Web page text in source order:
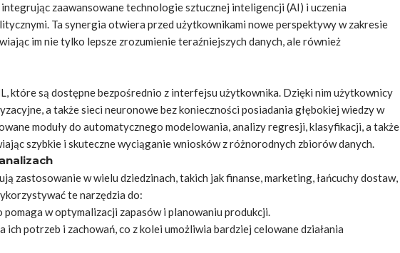
zaawansowane technologie sztucznej inteligencji (AI) i uczenia
Ta synergia otwiera przed użytkownikami nowe perspektywy w zakresie
im nie tylko lepsze zrozumienie teraźniejszych danych, ale również
które są dostępne bezpośrednio z interfejsu użytkownika. Dzięki nim użytkownicy
a także sieci neuronowe bez konieczności posiadania głębokiej wiedzy w
moduły do automatycznego modelowania, analizy regresji, klasyfikacji, a także
szybkie i skuteczne wyciąganie wniosków z różnorodnych zbiorów danych.
zastosowanie w wielu dziedzinach, takich jak finanse, marketing, łańcuchy dostaw,
te narzędzia do:
w optymalizacji zapasów i planowaniu produkcji.
potrzeb i zachowań, co z kolei umożliwia bardziej celowane działania